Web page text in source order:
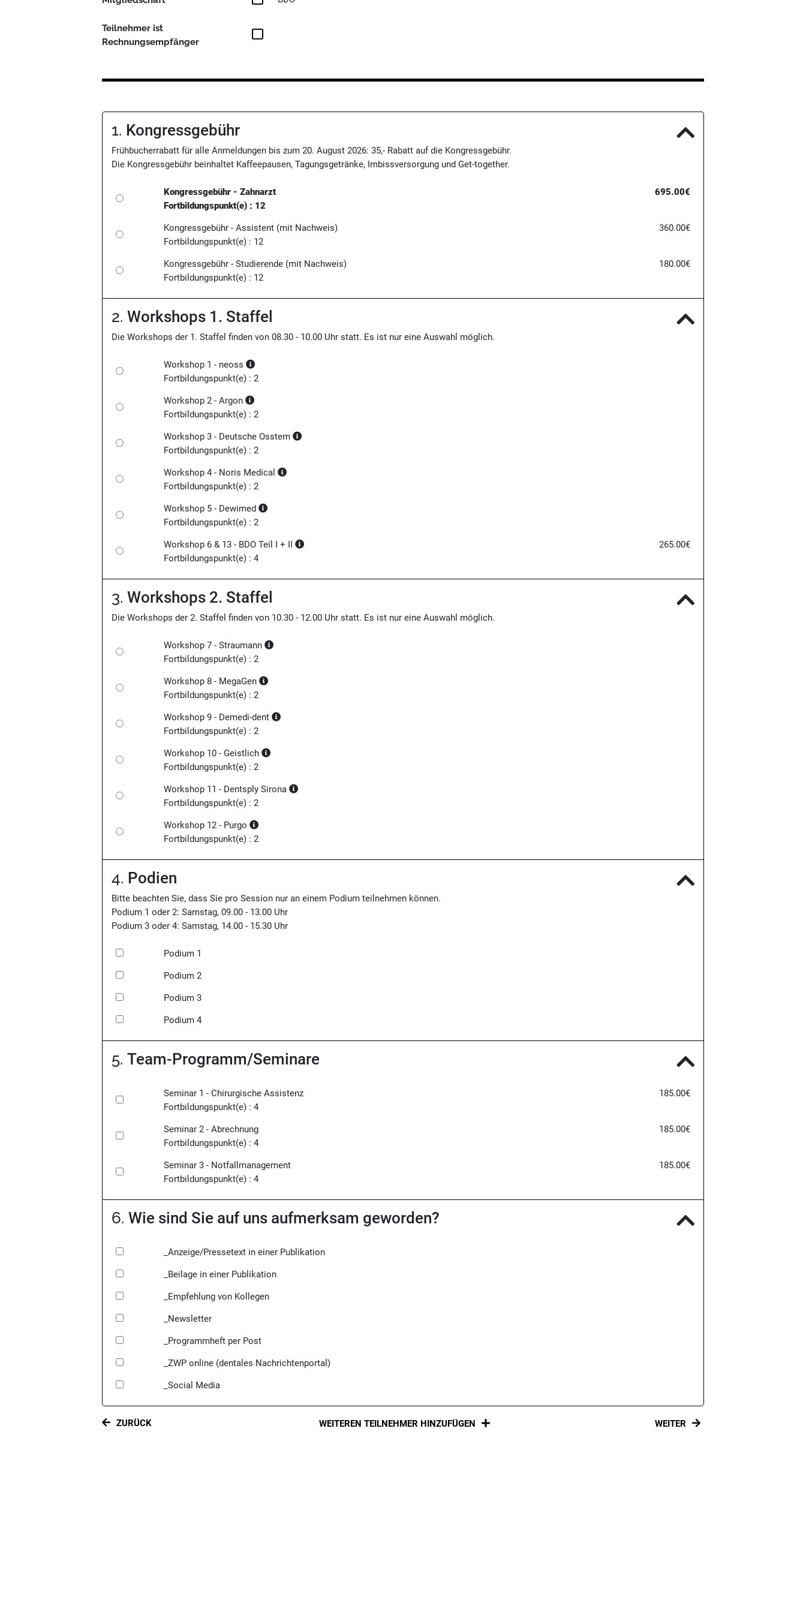
Teilnehmer ist
Rechnungsempfänger
1. Kongressgebühr
Frühbucherrabatt für alle Anmeldungen bis zum 20. August 2026: 35,- Rabatt auf die Kongressgebühr.
Die Kongressgebühr beinhaltet Kaffeepausen, Tagungsgetränke, Imbissversorgung und Get-together.
Kongressgebühr - Zahnarzt
Fortbildungspunkt(e) : 12
695.00€
Kongressgebühr - Assistent (mit Nachweis)
Fortbildungspunkt(e) : 12
360.00€
Kongressgebühr - Studierende (mit Nachweis)
Fortbildungspunkt(e) : 12
180.00€
2. Workshops 1. Staffel
Die Workshops der 1. Staffel finden von 08.30 - 10.00 Uhr statt. Es ist nur eine Auswahl möglich.
Workshop 1 - neoss
Fortbildungspunkt(e) : 2
Workshop 2 - Argon
Fortbildungspunkt(e) : 2
Workshop 3 - Deutsche Osstem
Fortbildungspunkt(e) : 2
Workshop 4 - Noris Medical
Fortbildungspunkt(e) : 2
Workshop 5 - Dewimed
Fortbildungspunkt(e) : 2
Workshop 6 & 13 - BDO Teil I + II
Fortbildungspunkt(e) : 4
265.00€
3. Workshops 2. Staffel
Die Workshops der 2. Staffel finden von 10.30 - 12.00 Uhr statt. Es ist nur eine Auswahl möglich.
Workshop 7 - Straumann
Fortbildungspunkt(e) : 2
Workshop 8 - MegaGen
Fortbildungspunkt(e) : 2
Workshop 9 - Demedi-dent
Fortbildungspunkt(e) : 2
Workshop 10 - Geistlich
Fortbildungspunkt(e) : 2
Workshop 11 - Dentsply Sirona
Fortbildungspunkt(e) : 2
Workshop 12 - Purgo
Fortbildungspunkt(e) : 2
4. Podien
Bitte beachten Sie, dass Sie pro Session nur an einem Podium teilnehmen können.
Podium 1 oder 2: Samstag, 09.00 - 13.00 Uhr
Podium 3 oder 4: Samstag, 14.00 - 15.30 Uhr
Podium 1
Podium 2
Podium 3
Podium 4
5. Team-Programm/Seminare
Seminar 1 - Chirurgische Assistenz
Fortbildungspunkt(e) : 4
185.00€
Seminar 2 - Abrechnung
Fortbildungspunkt(e) : 4
185.00€
Seminar 3 - Notfallmanagement
Fortbildungspunkt(e) : 4
185.00€
6. Wie sind Sie auf uns aufmerksam geworden?
_Anzeige/Pressetext in einer Publikation
_Beilage in einer Publikation
_Empfehlung von Kollegen
_Newsletter
_Programmheft per Post
_ZWP online (dentales Nachrichtenportal)
_Social Media
ZURÜCK WEITEREN TEILNEHMER HINZUFÜGEN WEITER